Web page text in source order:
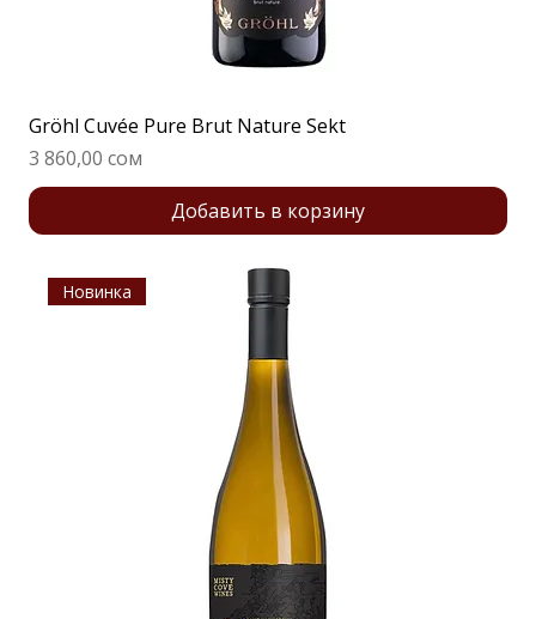
Gröhl Cuvée Pure Brut Nature Sekt
Цена
3 860,00 сом
Добавить в корзину
Новинка